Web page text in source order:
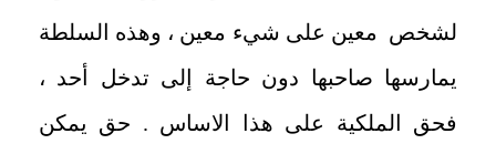
لشخص معين على شيء معين ، وهذه السلطة
يمارسها صاحبها دون حاجة إلى تدخل أحد ،
فحق الملكية على هذا الاساس . حق يمكن